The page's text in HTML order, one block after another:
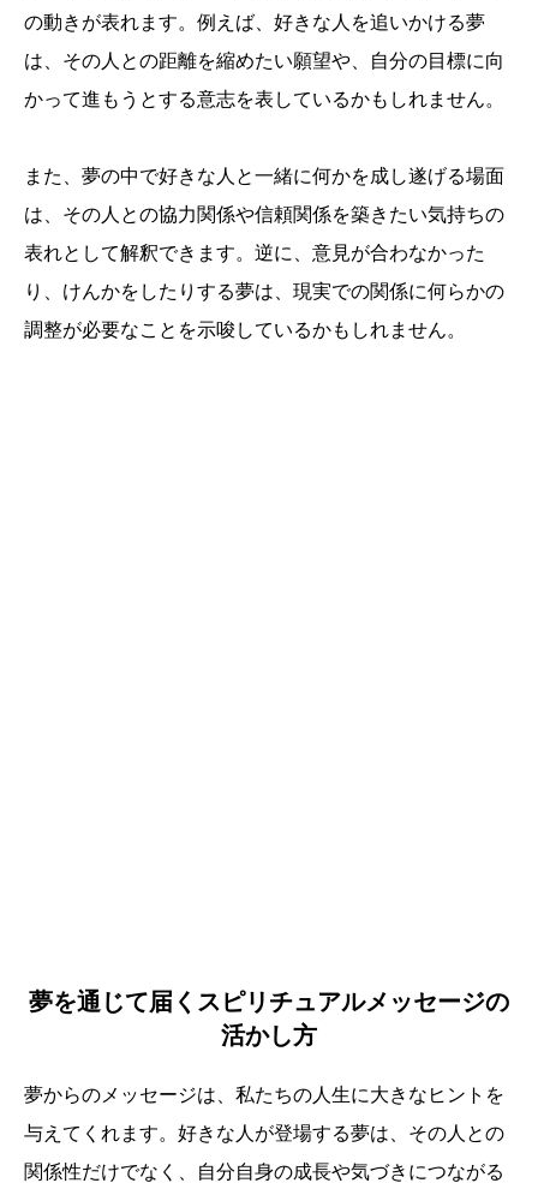
の動きが表れます。例えば、好きな人を追いかける夢
は、その人との距離を縮めたい願望や、自分の目標に向
かって進もうとする意志を表しているかもしれません。
また、夢の中で好きな人と一緒に何かを成し遂げる場面
は、その人との協力関係や信頼関係を築きたい気持ちの
表れとして解釈できます。逆に、意見が合わなかった
り、けんかをしたりする夢は、現実での関係に何らかの
調整が必要なことを示唆しているかもしれません。
夢を通じて届くスピリチュアルメッセージの
活かし方
夢からのメッセージは、私たちの人生に大きなヒントを
与えてくれます。好きな人が登場する夢は、その人との
関係性だけでなく、自分自身の成長や気づきにつながる